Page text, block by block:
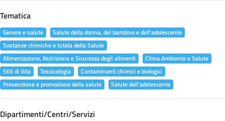
Tematica
Genere e salute
Salute della donna, del bambino e dell'adolescente
Sostanze chimiche e tutela della Salute
Alimentazione, Nutrizione e Sicurezza degli alimenti
Clima Ambiente e Salute
Stili di Vita
Tossicologia
Contaminanti chimici e biologici
Prevenzione e promozione della salute
Salute dell'adolescente
Dipartimenti/Centri/Servizi